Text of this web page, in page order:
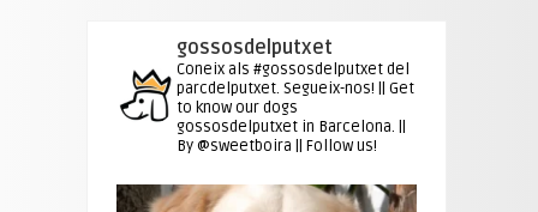
gossosdelputxet
Coneix als #gossosdelputxet del
parcdelputxet. Segueix-nos! || Get
to know our dogs
gossosdelputxet in Barcelona. ||
By @sweetboira || Follow us!